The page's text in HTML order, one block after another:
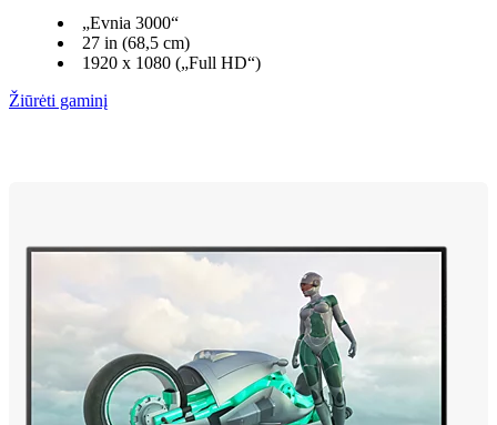
„Evnia 3000“
27 in (68,5 cm)
1920 x 1080 („Full HD“)
Žiūrėti gaminį